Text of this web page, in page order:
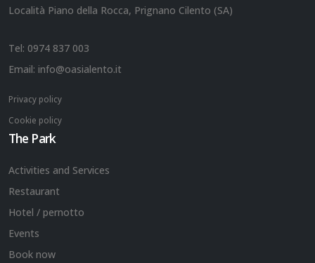
Località Piano della Rocca, Prignano Cilento (SA)
Tel: 0974 837 003
Email: info@oasialento.it
Privacy policy
Cookie policy
The Park
Activities and Services
Restaurant
Hotel / pernotto
Events
Book now